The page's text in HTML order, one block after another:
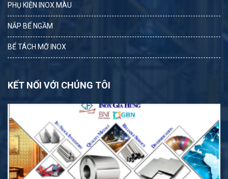
PHỤ KIỆN INOX MÀU
NẮP BỂ NGẦM
BỂ TÁCH MỠ INOX
KẾT NỐI VỚI CHÚNG TÔI